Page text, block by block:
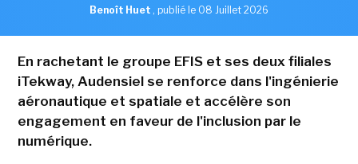
Benoît Huet , publié le 08 Juillet 2026
En rachetant le groupe EFIS et ses deux filiales
iTekway, Audensiel se renforce dans l'ingénierie
aéronautique et spatiale et accélère son
engagement en faveur de l'inclusion par le
numérique.